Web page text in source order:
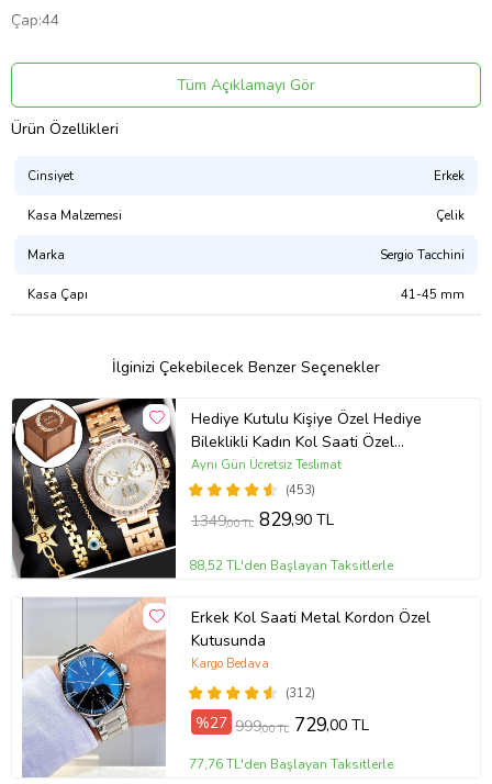
Çap:44
Ekran Tipi:Analog
Kadran Rengi:Lacivert
Kadran Şekli:Yuvarlak
Suya Dayanıklılığı:5 ATM
Takvim:Var
Ürün Kodu:kcm58362375
Tüm Açıklamayı Gör
Ürün Özellikleri
Cinsiyet Erkek
Kasa Malzemesi Çelik
Marka Sergio Tacchini
Kasa Çapı 41-45 mm
İlginizi Çekebilecek Benzer Seçenekler
Hediye Kutulu Kişiye Özel Hediye
Bileklikli Kadın Kol Saati Özel
Kutusunda (Gold)
(453)
Aynı Gün Ücretsiz Teslimat
1349,00 TL 829,90 TL
88,52 TL'den Başlayan Taksitlerle
Erkek Kol Saati Metal Kordon Özel
Kutusunda
(312)
Kargo Bedava
%27 999,00 TL 729,00 TL
77,76 TL'den Başlayan Taksitlerle